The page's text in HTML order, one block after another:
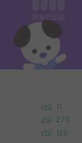
11
276
120